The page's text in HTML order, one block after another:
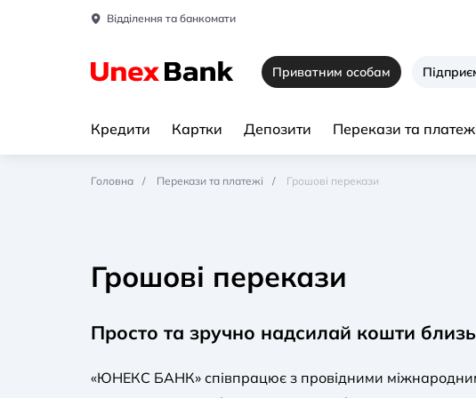
Відділення та банкомати
Приватним особам
Кредити Картки Депозити Перекази та
Головна Перекази та платежі Грошові перекази
Грошові перекази
Просто та зручно надсилай кошти
«ЮНЕКС БАНК» співпрацює з провідними